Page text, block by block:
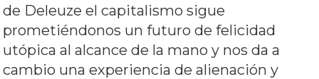
de Deleuze el capitalismo sigue
prometiéndonos un futuro de felicidad
utópica al alcance de la mano y nos da a
cambio una experiencia de alienación y